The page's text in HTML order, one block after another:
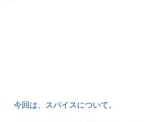
今回は、スパイスについて。